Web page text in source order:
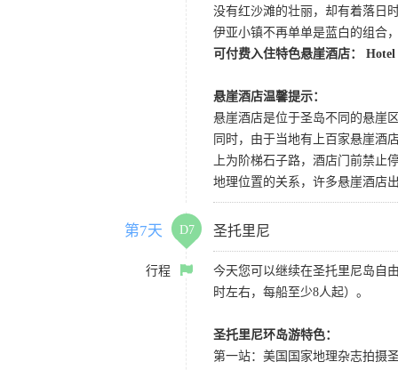
没有红沙滩的壮丽，却有着落日
伊亚小镇不再单单是蓝白的组合
可付费入住特色悬崖酒店：
悬崖酒店温馨提示：
悬崖酒店是位于圣岛不同的悬崖
同时，由于当地有上百家悬崖酒
上为阶梯石子路，酒店门前禁止
地理位置的关系，许多悬崖酒店
第7天 D7 圣托里尼
行程
今天您可以继续在圣托里尼岛自
时左右，每船至少8人起）。
圣托里尼环岛游特色：
第一站：美国国家地理杂志拍摄